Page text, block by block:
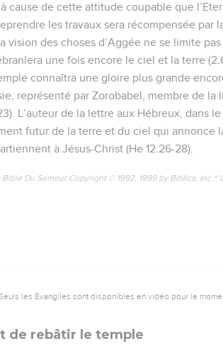
cause de cette attitude coupable que
les travaux sera récompensée par
vision des choses d’Aggée ne se limite
une fois encore le ciel et la terre
connaîtra une gloire plus grande
représenté par Zorobabel, membre de la
L’auteur de la lettre aux Hébreux, dans
futur de la terre et du ciel qui annonce
à Jésus-Christ (He 12.26-28).
Bible Du Semeur Copyright © 1992, 1999 by Biblica,
les Évangiles sont disponibles en vidéo pour le
de rebâtir le temple